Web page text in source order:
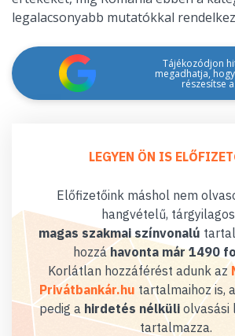
legalacsonyabb mutatókkal
Tájékozódjon
megadhatja,
részesítse
LEGYEN ÖN IS
Előfizetőink máshol nem
hangvételű,
magas szakmai színvonalú
hozzáhavonta már 1490
Korlátlan hozzáférést adunk az
Privátbankár.hu tartalmaihoz is,
pedig a hirdetés nélküliolvasási
tartalmazza.